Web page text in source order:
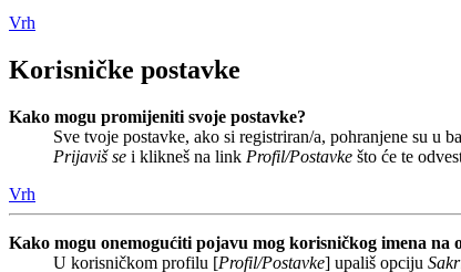
Vrh
Korisničke postavke
Kako mogu promijeniti svoje postavke?
Sve tvoje postavke, ako si registriran/a, pohranjene su u
Prijaviš se i klikneš na link Profil/Postavke što će te
Vrh
Kako mogu onemogućiti pojavu mog korisničkog imena na
U korisničkom profilu [Profil/Postavke] upališ opciju